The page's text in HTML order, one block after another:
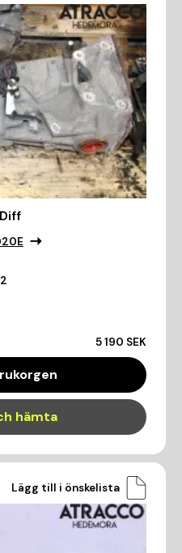
5 190 SEK
hämta
Lägg till i önskelista